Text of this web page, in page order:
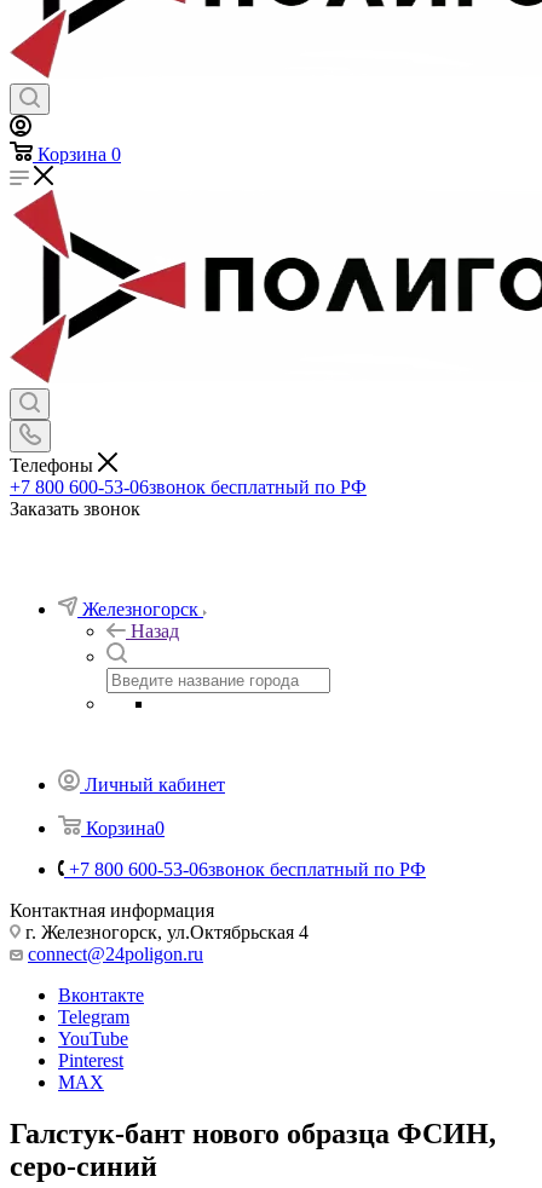
Корзина 0
+7 800 600-53-06звонок бесплатный по РФ
Заказать звонок
Личный кабинет
Корзина0
Контактная информация
г. Железногорск, ул.Октябрьская 4
connect@24poligon.ru
Telegram
YouTube
Pinterest